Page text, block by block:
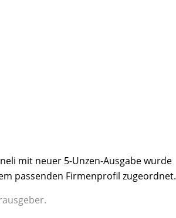
mit neuer 5-Unzen-Ausgabe wurde
passenden Firmenprofil zugeordnet.